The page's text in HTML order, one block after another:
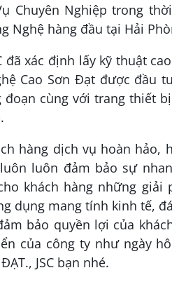
Chuyên Nghiệp trong
Nghệ hàng đầu tại Hải
đã xác định lấy kỹ thuật
Cao Sơn Đạt được đầu
cùng với trang thiết
hàng dịch vụ hoàn hảo,
luôn đảm bảo sự
khách hàng những giải
dụng mang tính kinh tế,
bảo quyền lợi của
của công ty như ngày
JSC bạn nhé.